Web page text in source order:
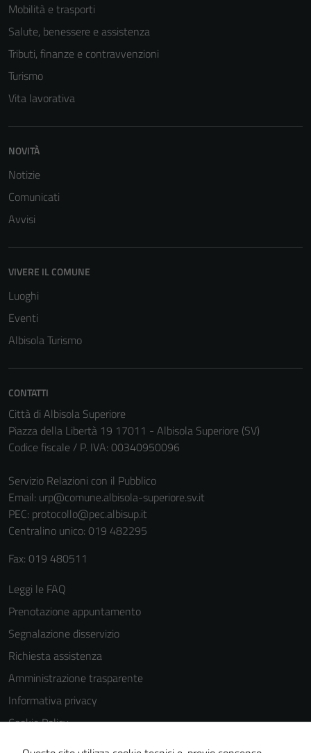
Mobilità e trasporti
Salute, benessere e assistenza
Tributi, finanze e contravvenzioni
Turismo
Vita lavorativa
NOVITÀ
Notizie
Comunicati
Avvisi
VIVERE IL COMUNE
Luoghi
Eventi
Albisola Turismo
CONTATTI
Città di Albisola Superiore
Piazza della Libertà 19 17011 - Albisola Superiore (SV)
Codice fiscale / P. IVA: 00340950096
Servizio Relazioni con il Pubblico
Email: urp@comune.albisola-superiore.sv.it
PEC: protocollo@pec.albisup.it
Centralino unico: 019 482295
Fax: 019 480511
Leggi le FAQ
Prenotazione appuntamento
Segnalazione disservizio
Richiesta assistenza
Amministrazione trasparente
Informativa privacy
Cookie Policy
Note legali
essere
non raccolgono
informazioni
personali.